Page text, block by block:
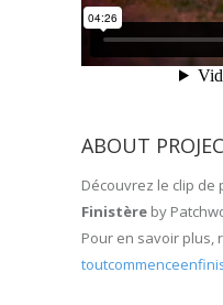
ABOUT
Découvrez le clip
Finistère by
Pour en savoir plus,